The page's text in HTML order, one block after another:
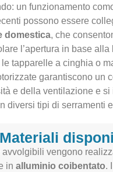
un funzionamento
possono essere
domestica, che
l’apertura in base alla
tapparelle a cinghia o
garantiscono un
e della ventilazione e si
diversi tipi di serramenti
Materiali
avvolgibili vengono
in alluminio coibentato.